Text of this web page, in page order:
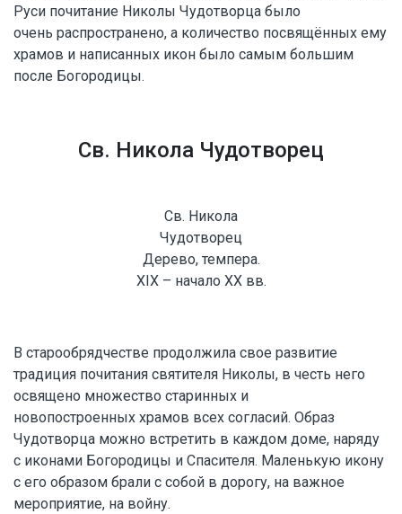
Руси почитание Николы Чудотворца было
очень распространено, а количество посвящённых ему
храмов и написанных икон было самым большим
после Богородицы.
Св. Никола Чудотворец
Св. Никола
Чудотворец
Дерево, темпера.
XIX – начало XX вв.
В старообрядчестве продолжила свое развитие
традиция почитания святителя Николы, в честь него
освящено множество старинных и
новопостроенных храмов всех согласий. Образ
Чудотворца можно встретить в каждом доме, наряду
с иконами Богородицы и Спасителя. Маленькую икону
с его образом брали с собой в дорогу, на важное
мероприятие, на войну.